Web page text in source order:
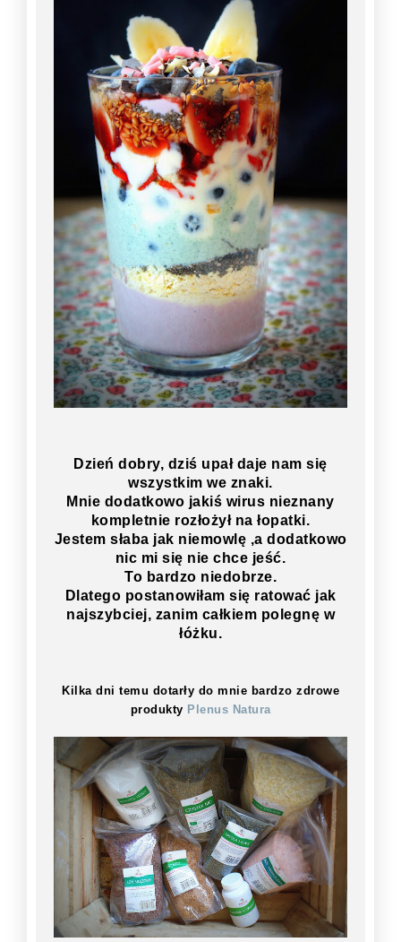
Dzień dobry, dziś upał daje nam się
wszystkim we znaki.
Mnie dodatkowo jakiś wirus nieznany
kompletnie rozłożył na łopatki.
Jestem słaba jak niemowlę ,a dodatkowo
nic mi się nie chce jeść.
To bardzo niedobrze.
Dlatego postanowiłam się ratować jak
najszybciej, zanim całkiem polegnę w
łóżku.
Kilka dni temu dotarły do mnie bardzo zdrowe
produkty Plenus Natura